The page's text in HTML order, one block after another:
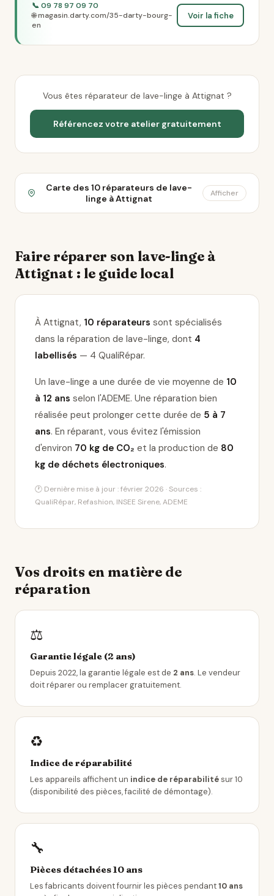
📞 09 78 97 09 70
🌐 magasin.darty.com/35-darty-bourg-
en
Voir la fiche
Vous êtes réparateur de lave-linge à Attignat ?
Référencez votre atelier gratuitement
Carte des 10 réparateurs de lave-
linge à Attignat
Afficher
Faire réparer son lave-linge à
Attignat : le guide local
À Attignat, 10 réparateurs sont spécialisés
dans la réparation de lave-linge, dont 4
labellisés — 4 QualiRépar.
Un lave-linge a une durée de vie moyenne de 10
à 12 ans selon l'ADEME. Une réparation bien
réalisée peut prolonger cette durée de 5 à 7
ans. En réparant, vous évitez l'émission
d'environ 70 kg de CO₂ et la production de 80
kg de déchets électroniques.
🕐 Dernière mise à jour : février 2026 · Sources :
QualiRépar, Refashion, INSEE Sirene, ADEME
Vos droits en matière de
réparation
⚖️
Garantie légale (2 ans)
Depuis 2022, la garantie légale est de 2 ans. Le vendeur
doit réparer ou remplacer gratuitement.
♻️
Indice de réparabilité
Les appareils affichent un indice de réparabilitésur 10
(disponibilité des pièces, facilité de démontage).
🔧
Pièces détachées 10 ans
Les fabricants doivent fournir les pièces pendant10 ans